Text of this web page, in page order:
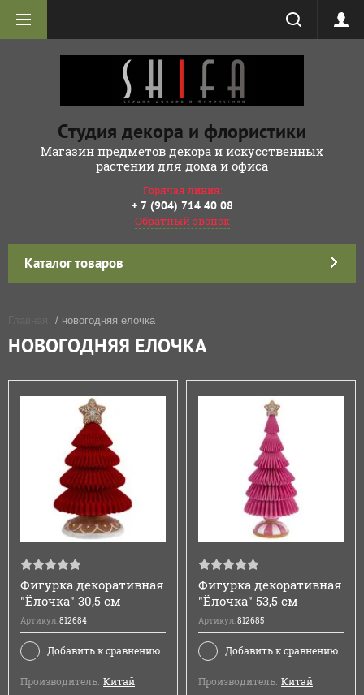
Студия декора и флористики
Магазин предметов декора и искусственных
растений для дома и офиса
Горячая линия:
+ 7 (904) 714 40 08
Обратный звонок
Каталог товаров
/ новогодняя елочка
НОВОГОДНЯЯ ЕЛОЧКА
Фигурка декоративная
"Ёлочка" 30,5 см
Артикул:812684
Добавить к сравнению
Производитель: Китай
Фигурка декоративная
"Ёлочка" 53,5 см
Артикул:812685
Добавить к сравнению
Производитель: Китай